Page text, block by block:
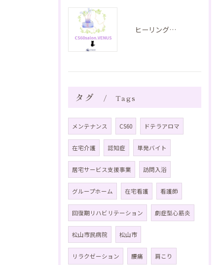
ヒーリングのご紹介 音叉ヒーリング
タグ Tags
メンテナンス CS60 ドテラアロマ
在宅介護 認知症 単発バイト
居宅サービス支援事業 訪問入浴
グループホーム 在宅看護 看護師
回復期リハビリテーション 劇症型心筋炎
松山市民病院 松山市
リラクゼーション 腰痛 肩こり